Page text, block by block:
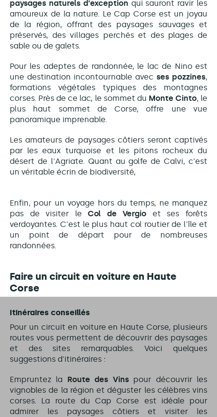
paysages naturels d'exception qui sauront ravir les
amoureux de la nature. Le Cap Corse est un joyau
de la région, offrant des paysages sauvages et
préservés, des villages perchés et des plages de
sable ou de galets.
Pour les adeptes de randonnée, le lac de Nino est
une destination incontournable avec ses pozzines,
formations végétales typiques des montagnes
corses. Près de ce lac, le sommet du Monte Cinto, le
plus haut sommet de Corse, offre une vue
panoramique imprenable.
Les amateurs de paysages côtiers seront captivés
par les eaux turquoise et les pitons rocheux du
désert de l'Agriate. Quant au golfe de Calvi, c'est
un véritable écrin de biodiversité,
Enfin, pour un voyage hors du temps, ne manquez
pas de visiter leCol de Vergio et ses forêts
verdoyantes. C'est le plus haut col routier de l'île et
un point de départ pour de nombreuses
randonnées.
Faire un circuit en voiture en Haute
Corse
Itinéraires conseillés
Pour un circuit en voiture en Haute Corse, plusieurs
routes vous permettent de découvrir des paysages
et des sites remarquables. Voici quelques
suggestions d'itinéraires :
Empruntez la Route des Vinspour découvrir les
vignobles de la région et déguster les célèbres vins
corses. La route du Cap Corse est idéale pour
admirer les paysages côtiers et visiter les